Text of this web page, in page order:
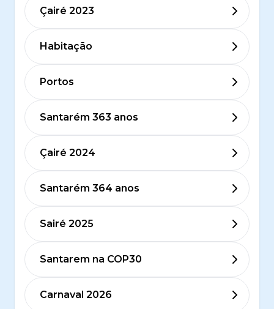
Çairé 2023
Habitação
Portos
Santarém 363 anos
Çairé 2024
Santarém 364 anos
Sairé 2025
Santarem na COP30
Carnaval 2026